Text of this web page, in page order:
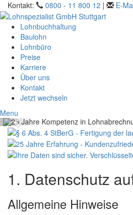
Kontakt: 0800 - 11 800 12 | E-
Lohnbuchhaltung
Baulohn
Lohnbüro
Preise
Karriere
Über uns
Kontakt
Jetzt wechseln
Menu
25 Jahre Kompetenz
1. Datenschutz
Allgemeine Hinweise